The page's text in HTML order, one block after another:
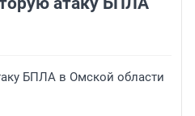
БПЛА в Омской области